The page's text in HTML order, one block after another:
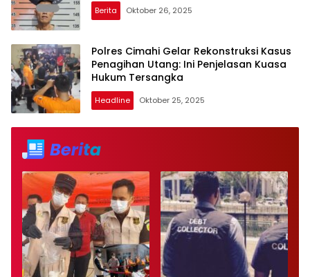
Berita Oktober 26, 2025
Polres Cimahi Gelar Rekonstruksi Kasus
Penagihan Utang: Ini Penjelasan Kuasa
Hukum Tersangka
Headline Oktober 25, 2025